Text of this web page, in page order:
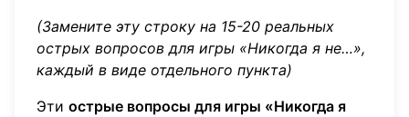
(Замените эту строку на 15-20 реальных
острых вопросов для игры «Никогда я не…»,
каждый в виде отдельного пункта)
Эти острые вопросы для игры «Никогда я